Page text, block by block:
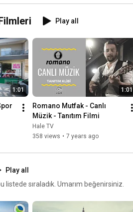
Play all
1:01 1:01
Romano Mutfak - Canlı
Müzik - Tanıtım Filmi
Hale TV
358 views • 7 years ago
Play all
listede sıraladık. Umarım beğenirsiniz.